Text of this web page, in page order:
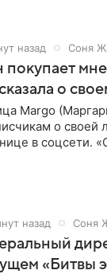
назад Соня
покупает
о
Margo
о своей
в соцсети.
назад Соня
«Битвы